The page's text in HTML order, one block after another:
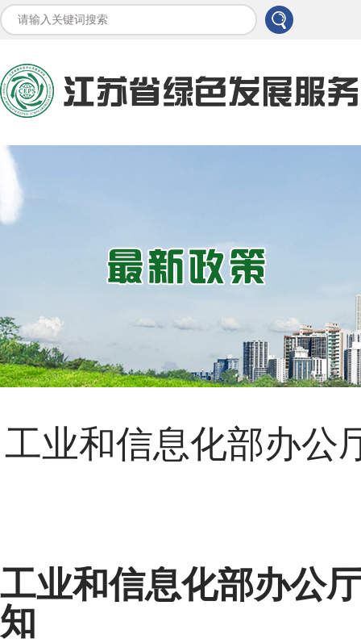
工业和信息化部办公
工业和信息化部办公
知